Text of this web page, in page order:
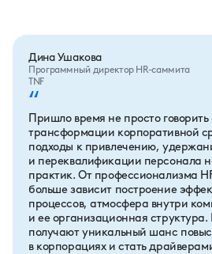
Дина Ушакова
Программный директор HR-саммита
TNF
“
Пришло время не просто
трансформации корпоративной
подходы к привлечению,
и переквалификации персонала
практик. От профессионализма
больше зависит построение
процессов, атмосфера внутри
и ее организационная
получают уникальный шанс
в корпорациях и стать